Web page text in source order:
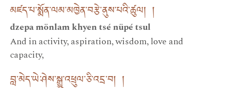
མཛད་པ་སྨོན་ལམ་མཁྱེན་བརྩེ་ནུས་པའི་ཚུལ། །
dzepa mönlam khyen tsé nüpé tsul
And in activity, aspiration, wisdom, love and
capacity,
བླ་མེད་ཡེ་ཤེས་སྒྱུ་འཕྲུལ་ཅི་འདྲ་བ། །